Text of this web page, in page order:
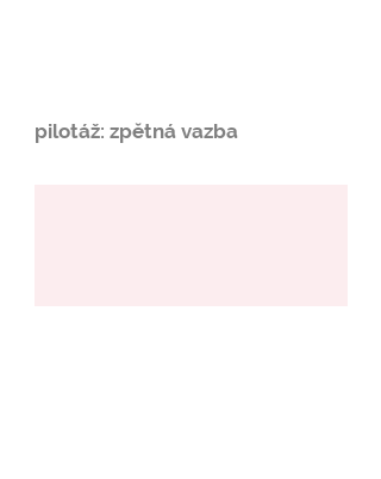
pilotáž: zpětná vazba